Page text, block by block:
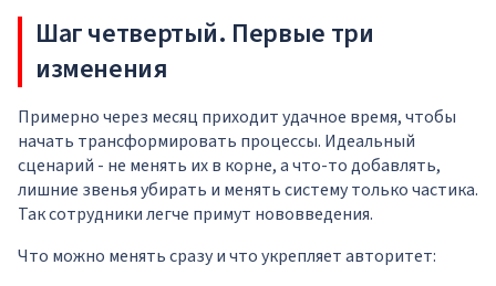
Шаг четвертый. Первые три
изменения
Примерно через месяц приходит удачное время, чтобы
начать трансформировать процессы. Идеальный
сценарий - не менять их в корне, а что-то добавлять,
лишние звенья убирать и менять систему только частика.
Так сотрудники легче примут нововведения.
Что можно менять сразу и что укрепляет авторитет: